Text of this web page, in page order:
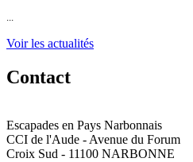
...
Voir les actualités
Contact
Escapades en Pays Narbonnais
CCI de l'Aude - Avenue du Forum
Croix Sud - 11100 NARBONNE